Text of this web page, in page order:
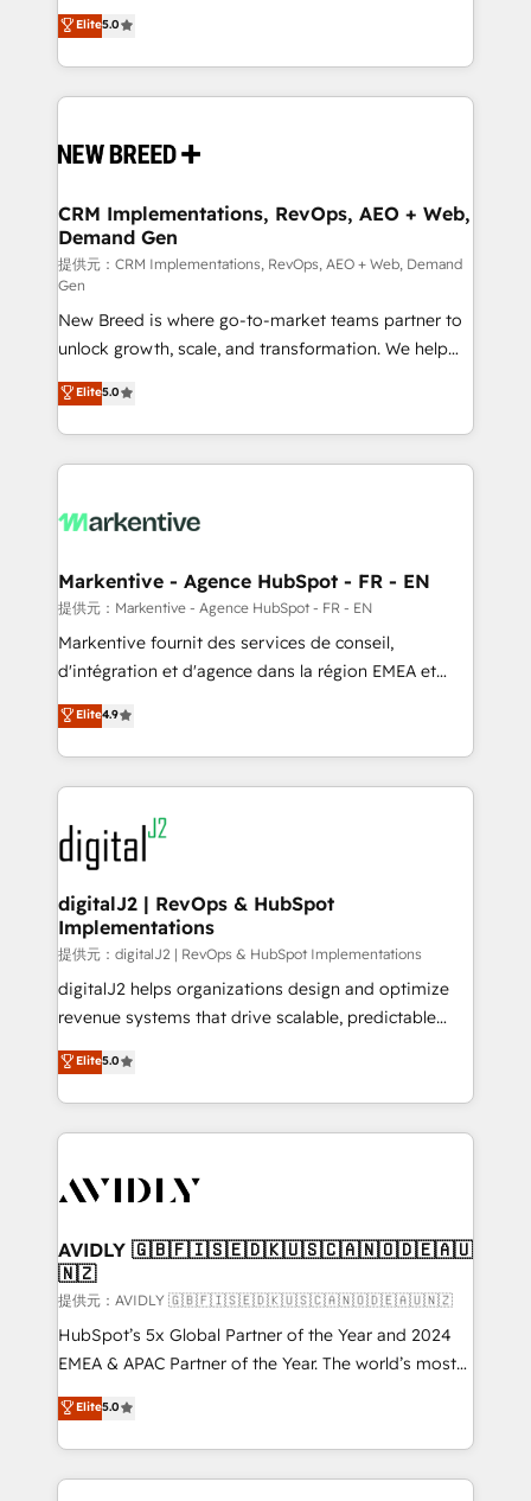
Perplexity等のAI検索からの流入・引用を前提にコンテ
ンツとサイト構造を最適化。 🏆 なぜ100incを選ぶの
ISO9001:2015 取得 ✓ 400社以上の導入実績 ✓
HubSpot大百科 出版 CRM・AI活用に関するご相談、現
せください。
security. 🏆 Why Bluleadz? GTM OS Partner | 16+
Years Experience | 1,000+ Five-Star Reviews
into a revenue engine. Our unified ecosystem
includes specialized divisions Globalia (AI &
Software) and Point Success Media (Paid Media),
making this the official home for all three brands. 🔄
and system integrations powered by Globalia’s
trainers to drive platform adoption. 📈 Revenue
Generation - Full-funnel marketing and high-
performance advertising via Point Success Media. -
Expert deployment of Breeze AI and custom agents
to automate growth. 🏆 Elite Excellence - 8 platform
accreditations and deep HIPAA-compliance
expertise. - A team of 250+ experts dedicated to
your resilient growth.
Elite5.0
CRM Implementations, RevOps, AEO + Web,
Demand Gen
提供元：CRM Implementations, RevOps, AEO + Web, Demand
Gen
New Breed is where go-to-market teams partner to
unlock growth, scale, and transformation. We help
companies activate HubSpot’s AI-powered
customer platform and operationalize HubSpot’s
Loop Marketing framework through expert-led
services, smart agents, and purpose-built apps,
results, fast. ⚙️CRM & RevOps: Align all Hubs to your
🎯Demand Gen & ABM: Drive pipeline with inbound,
ABM, AEO, SEO, & paid media. 👩‍💻Web Design:
Build high-performing websites with UX, messaging,
& conversion strategy that drive results. 🤖AI
AI, & maximize AEO with tailored AI services. 🧩
Integrations: Extend HubSpot with custom
Elite5.0
Markentive - Agence HubSpot - FR - EN
提供元：Markentive - Agence HubSpot - FR - EN
Markentive fournit des services de conseil,
d'intégration et d'agence dans la région EMEA et
North America. Avec plus de 115 experts en
marketing automation, Growth, Revops, CRM et
webdesign. Markentive is both a consulting firm, a
digital agency and an integrator. With over 115
experts in marketing automation, growth, revops,
CRM and webdesign (We focus on EMEA - USA
customers).
Elite4.9
digitalJ2 | RevOps & HubSpot
Implementations
提供元：digitalJ2 | RevOps & HubSpot Implementations
digitalJ2 helps organizations design and optimize
revenue systems that drive scalable, predictable
growth. As a triple-accredited HubSpot Solutions
Partner, we specialize in both strategic RevOps
planning and hands-on technical execution - building
the operational foundation companies need to
Healthcare - Financial Services - Managed IT (MSP) -
we help: ✔️ Full HubSpot implementations and portal
optimization ✔️ Data migrations, CRM architecture,
and reporting foundations ✔️ Custom integrations
and workflow automation ✔️ User adoption
programs, training, and enablement Through project-
partnerships, we guide organizations through the
revenue maturity model - delivering the right
Elite5.0
AVIDLY 🇬🇧🇫🇮🇸🇪🇩🇰🇺🇸🇨🇦🇳🇴🇩🇪🇦🇺
🇳🇿
提供元：AVIDLY 🇬🇧🇫🇮🇸🇪🇩🇰🇺🇸🇨🇦🇳🇴🇩🇪🇦🇺🇳🇿
HubSpot’s 5x Global Partner of the Year and 2024
EMEA & APAC Partner of the Year. The world’s most
experienced and fully accredited HubSpot Solutions
Partner. 🚀 With 2,750+ HubSpot projects delivered
and 370+ specialists across EMEA, APAC and NAM,
we de-risk complex CRM programmes and
Elite5.0